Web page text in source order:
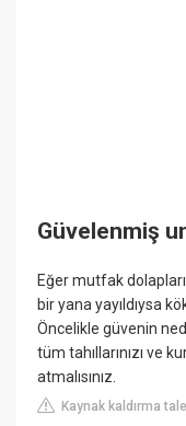
Güvelenmiş
Eğer mutfak
bir yana yayıldıysa
Öncelikle güvenin
tüm tahıllarınızı ve
atmalısınız.
Kaynak kaldırma